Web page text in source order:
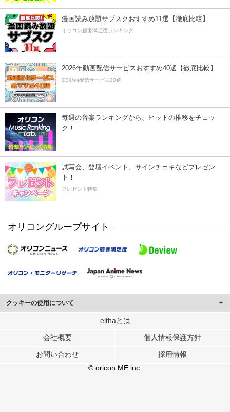
漫画読み放題サブスクおすすめ11選【徹底比較】
オリコン顧客満足度ランキング
2026年動画配信サービスおすすめ40選【徹底比較】
CS動画配信サービス20選
毎週の音楽ランキングから、ヒットの推移をチェッ
ク！
試写会、登壇イベント、サインチェキなどプレゼン
ト！
プレゼント特集
オリコングループサイト
クッキーの使用について
このサイトでは Cookie を使用して、ユーザーに合わせたコンテンツや広告の
行っています。
メディアや広告配信、データ解析の各パートナーに提供しています。
ユーザーが各パートナーのサービスを使用したときに収集した他の情報を組み
elthaとは
会社概要 個人情報保護方針
お問い合わせ
採用情報
© oricon ME inc.